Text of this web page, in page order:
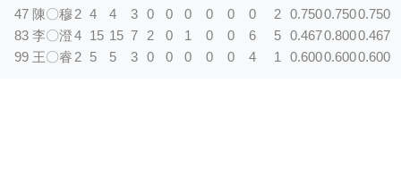
47 陳〇穆2 4 4 3 0 0 0 0 0 0 2 0.7500.7500.750
83 李〇澄4 15 15 7 2 0 1 0 0 6 5 0.4670.8000.467
99 王〇睿 2 5 5 3 0 0 0 0 0 4 1 0.6000.6000.600